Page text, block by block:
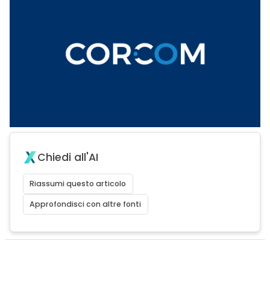
Chiedi all'AI
Riassumi questo articolo
Approfondisci con altre fonti